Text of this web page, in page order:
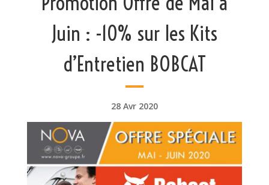
Juin : -10% sur les Kits
d’Entretien BOBCAT
28 Avr 2020